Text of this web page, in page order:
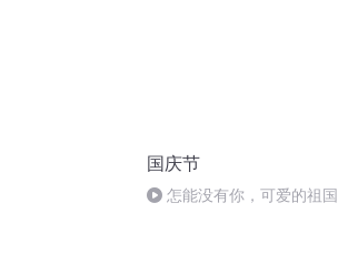
国庆节
怎能没有你，可爱的祖国